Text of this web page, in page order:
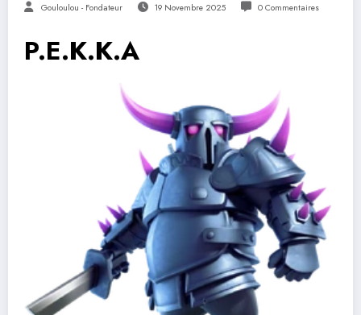
Gouloulou - Fondateur 19 Novembre 2025 0 Commentaires
P.E.K.K.A